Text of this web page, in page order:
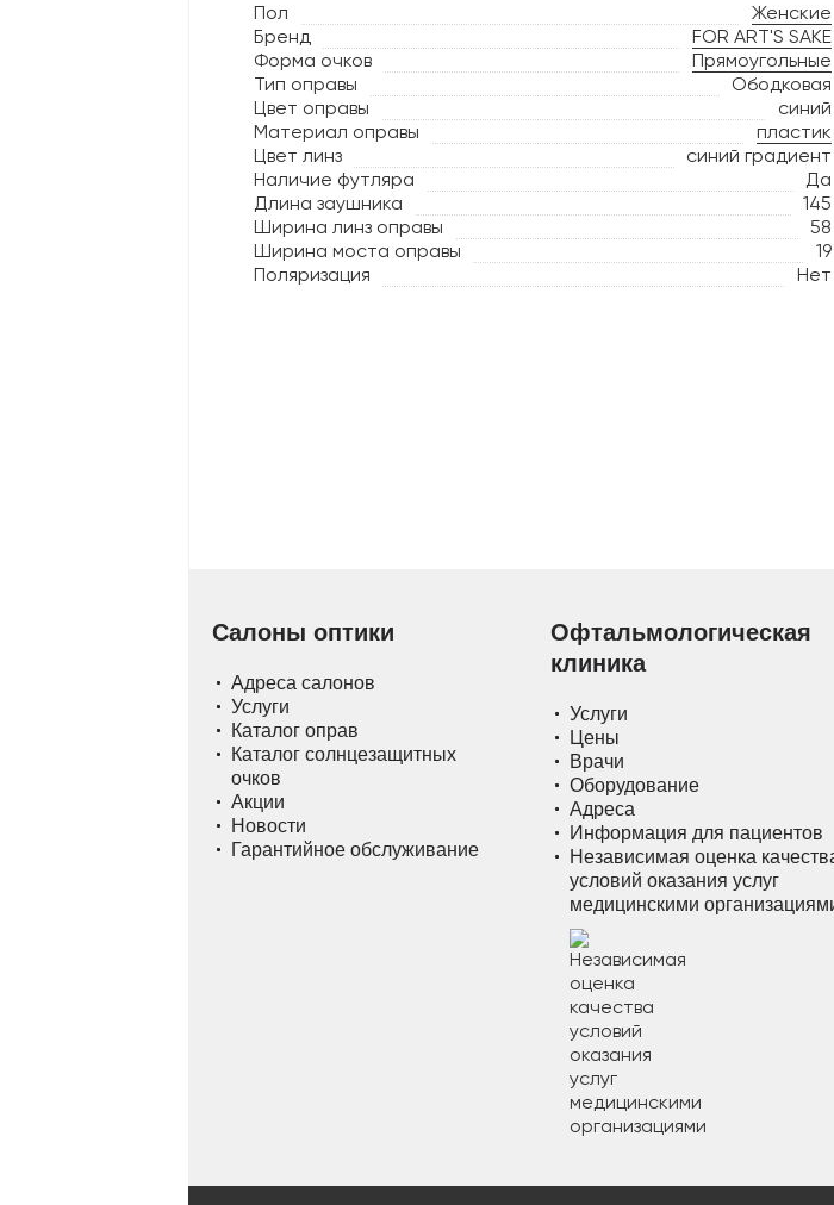
Пол
Женские
Бренд
FOR ART'S SAKE
Форма очков
Прямоугольные
Тип оправы
Ободковая
Цвет оправы
синий
Материал оправы
пластик
Цвет линз
синий градиент
Наличие футляра
Да
Длина заушника
145
Ширина линз оправы 58
Ширина моста оправы 19
Поляризация Нет
Салоны оптики
Адреса салонов
Услуги
Каталог оправ
Каталог солнцезащитных
очков
Акции
Новости
Гарантийное обслуживание
Офтальмологическая
клиника
Услуги
Цены
Врачи
Оборудование
Адреса
Информация для пациентов
Независимая оценка
условий оказания услуг
медицинскими